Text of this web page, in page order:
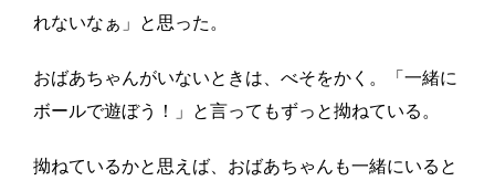
れないなぁ」と思った。
おばあちゃんがいないときは、べそをかく。「一緒に
ボールで遊ぼう！」と言ってもずっと拗ねている。
拗ねているかと思えば、おばあちゃんも一緒にいると